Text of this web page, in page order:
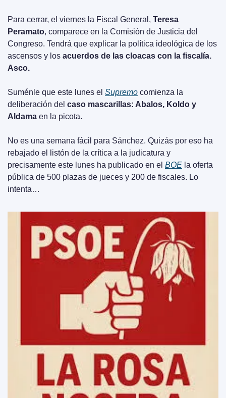
Para cerrar, el viernes la Fiscal General, Teresa
Peramato, comparece en la Comisión de Justicia del
Congreso. Tendrá que explicar la política ideológica de los
ascensos y los acuerdos de las cloacas con la fiscalía.
Asco.
Suménle que este lunes el Supremo comienza la
deliberación del caso mascarillas: Abalos, Koldo y
Aldama en la picota.
No es una semana fácil para Sánchez. Quizás por eso ha
rebajado el listón de la crítica a la judicatura y
precisamente este lunes ha publicado en el BOE la oferta
pública de 500 plazas de jueces y 200 de fiscales. Lo
intenta…